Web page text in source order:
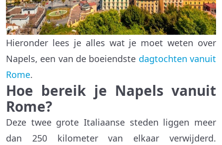
Hieronder lees je alles wat je moet weten over
Napels, een van de boeiendste dagtochten vanuit
Rome.
Hoe bereik je Napels vanuit
Rome?
Deze twee grote Italiaanse steden liggen meer
dan 250 kilometer van elkaar verwijderd.